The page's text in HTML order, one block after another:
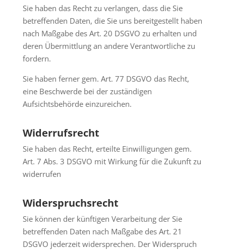
Sie haben das Recht zu verlangen, dass die Sie
betreffenden Daten, die Sie uns bereitgestellt haben
nach Maßgabe des Art. 20 DSGVO zu erhalten und
deren Übermittlung an andere Verantwortliche zu
fordern.
Sie haben ferner gem. Art. 77 DSGVO das Recht,
eine Beschwerde bei der zuständigen
Aufsichtsbehörde einzureichen.
Widerrufsrecht
Sie haben das Recht, erteilte Einwilligungen gem.
Art. 7 Abs. 3 DSGVO mit Wirkung für die Zukunft zu
widerrufen
Widerspruchsrecht
Sie können der künftigen Verarbeitung der Sie
betreffenden Daten nach Maßgabe des Art. 21
DSGVO jederzeit widersprechen. Der Widerspruch